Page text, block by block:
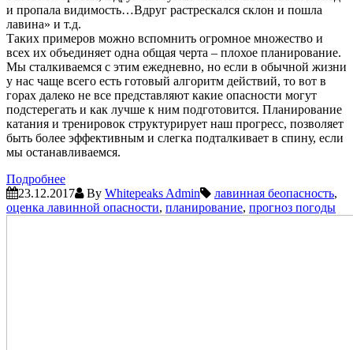
и пропала видимость…Вдруг растрескался склон и пошла
лавина» и т.д.
Таких примеров можно вспомнить огромное множество и
всех их объединяет одна общая черта – плохое планирование.
Мы сталкиваемся с этим ежедневно, но если в обычной жизни
у нас чаще всего есть готовый алгоритм действий, то вот в
горах далеко не все представляют какие опасности могут
подстерегать и как лучше к ним подготовится. Планирование
катания и тренировок структурирует наш прогресс, позволяет
быть более эффективным и слегка подталкивает в спину, если
мы останавливаемся.
Подробнее
23.12.2017
By Whitepeaks Admin лавинная беопасность,
оценка лавинной опасности, планирование, прогноз погоды